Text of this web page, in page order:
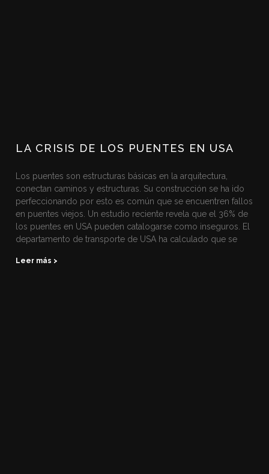
LA CRISIS DE LOS PUENTES EN USA
Los puentes son estructuras básicas en la arquitectura,
conectan caminos y estructuras. Su construcción se ha ido
perfeccionando por esto es común que se encuentren fallos
en puentes viejos. Un estudio reciente revela que el 36% de
los puentes en USA pueden catalogarse como inseguros. El
departamento de transporte de USA ha calculado que se
Leer más >